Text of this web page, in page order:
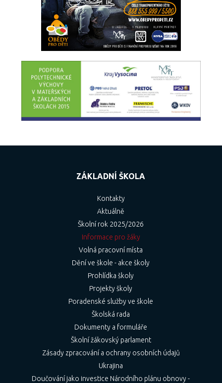
ZÁKLADNÍ ŠKOLA
Kontakty
Aktuálně
Školní rok 2025/2026
Informace pro žáky
Volná pracovní místa
Dění ve škole - akce školy
Prohlídka školy
Projekty školy
Poradenské služby ve škole
Školská rada
Dokumenty a formuláře
Školní žákovský parlament
Zásady zpracování a ochrany osobních údajů
Ukrajina
Doučování jako investice Národního plánu obnovy -